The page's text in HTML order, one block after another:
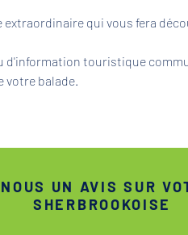
qui vous fera
d'information touristique
votre balade.
UN AVIS SUR
SHERBROOKOISE